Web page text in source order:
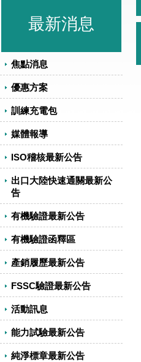
最新消息
焦點消息
優惠方案
訓練充電包
媒體報導
ISO稽核最新公告
出口大陸快速通關最新公
告
有機驗證最新公告
有機驗證函釋區
產銷履歷最新公告
FSSC驗證最新公告
活動訊息
能力試驗最新公告
純淨標章最新公告